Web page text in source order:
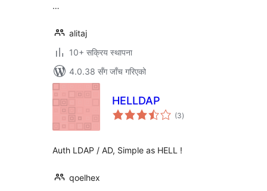
…
alitaj
10+ सक्रिय स्थापना
4.0.38 सँग जाँच गरिएको
HELLDAP
(3कुल
रेटिङ्गहरू
)
Auth LDAP / AD, Simple as HELL !
qoelhex